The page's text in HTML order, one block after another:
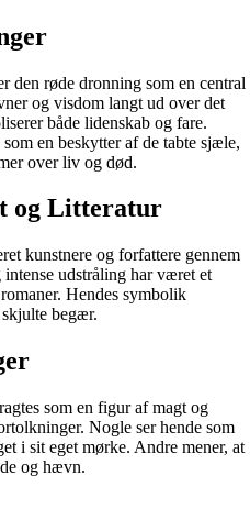
den røde dronning som en central
og visdom langt ud over det
både lidenskab og fare.
en beskytter af de tabte sjæle,
over liv og død.
og Litteratur
kunstnere og forfattere gennem
udstråling har været et
Hendes symbolik
begær.
som en figur af magt og
Nogle ser hende som
i sit eget mørke. Andre mener, at
og hævn.